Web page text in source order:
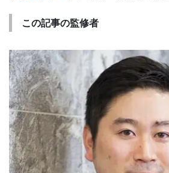
この記事の監修者